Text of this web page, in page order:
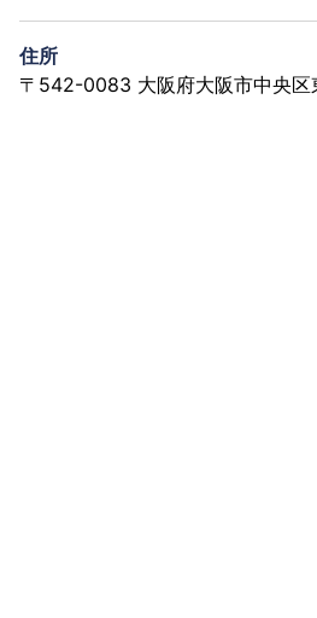
住所
〒542-0083 大阪府大阪市中央区